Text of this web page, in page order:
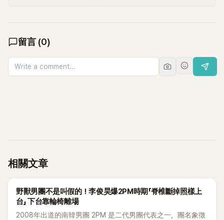
留言 (0)
相關文章
K-POP
野獸男團不是叫假的！李俊昊爆2PM時期「脊椎斷掉照樣上
台」 下台靠輪椅離場
2008年出道的南韓男團 2PM 是二代男團代表之一，團名象徵